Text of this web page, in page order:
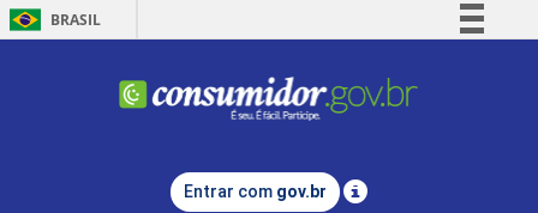
BRASIL
Comunica BR
Legislação
Entrar com gov.br